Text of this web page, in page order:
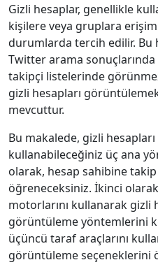
Gizli hesaplar, genellikle
kişilere veya gruplara
durumlarda tercih edilir. Bu
Twitter arama sonuçlarında
takipçi listelerinde
gizli hesapları
mevcuttur.
Bu makalede, gizli
kullanabileceğiniz üç ana
olarak, hesap sahibine
öğreneceksiniz. İkinci
motorlarını kullanarak gizli
görüntüleme yöntemlerini
üçüncü taraf araçlarını
görüntüleme seçeneklerini